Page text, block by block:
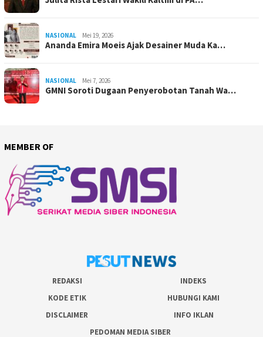
NASIONAL Mei 19, 2026
Ananda Emira Moeis Ajak Desainer Muda Ka…
NASIONAL Mei 7, 2026
GMNI Soroti Dugaan Penyerobotan Tanah Wa…
MEMBER OF
REDAKSI
INDEKS
KODE ETIK
HUBUNGI KAMI
DISCLAIMER
INFO IKLAN
PEDOMAN MEDIA SIBER